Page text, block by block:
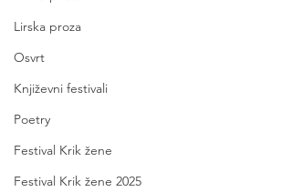
Lirska proza
Osvrt
Književni festivali
Poetry
Festival Krik žene
Festival Krik žene 2025